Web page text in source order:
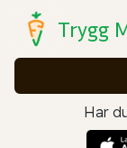
Trygg
Har